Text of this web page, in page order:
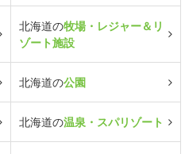
北海道の牧場・レジャー＆リ
ゾート施設
北海道の公園
北海道の温泉・スパリゾート